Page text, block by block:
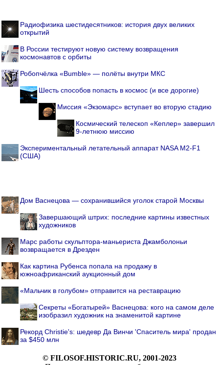
Радиофизика шестидесятников: история двух великих
открытий
В России тестируют новую систему возвращения
космонавтов с орбиты
Робопчёлка «Bumble» — полёты внутри МКС
Шесть способов попасть в космос (и все дорогие)
Миссия «Экзомарс» вступает во вторую стадию
Космический телескоп «Кеплер» завершил
9-летнюю миссию
Экспериментальный летательный аппарат NASA M2-F1
(США)
Дом Васнецова — сохранившийся уголок старой Москвы
Завершающий штрих: последние картины известных
художников
Марс работы скульптора-маньериста Джамболоньи
возвращается в Дрезден
Как картина Рубенса попала на продажу в
южноафриканский аукционный дом
«Мальчик в голубом» отправится на реставрацию
Секреты «Богатырей» Васнецова: кого на самом деле
изобразил художник на знаменитой картине
Рекорд Christie's: шедевр Да Винчи 'Спаситель мира' продан
за $450 млн
© FILOSOF.HISTORIC.RU, 2001-2023